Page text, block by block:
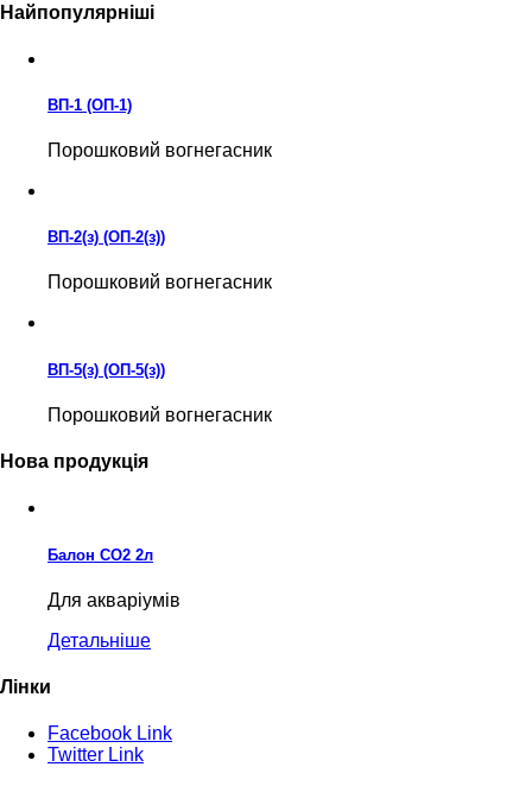
Найпопулярніші
ВП-1 (ОП-1)
Порошковий вогнегасник
ВП-2(з) (ОП-2(з))
Порошковий вогнегасник
ВП-5(з) (ОП-5(з))
Порошковий вогнегасник
Нова продукція
Балон CO2 2л
Для акваріумів
Детальніше
Лінки
Facebook Link
Twitter Link